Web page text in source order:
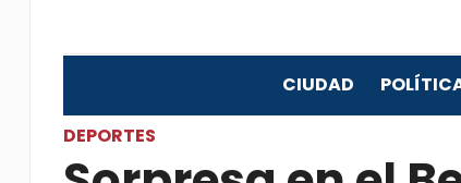
CIUDAD
DEPORTES